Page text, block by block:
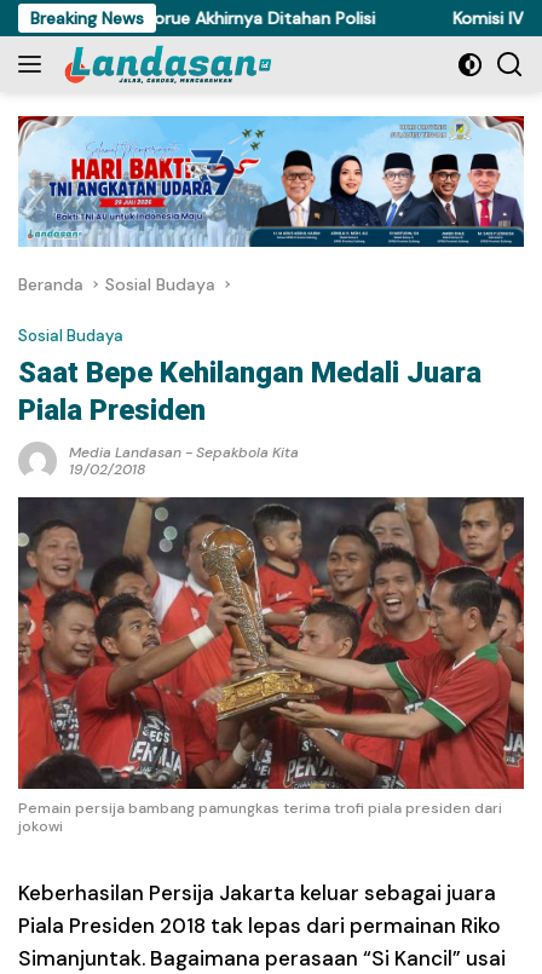
Langsung
ke
konten
Breaking News
Ayam di Torue Akhirnya Ditahan Polisi Komisi IV
Beranda Sosial Budaya
Sosial Budaya
Saat Bepe Kehilangan Medali Juara
Piala Presiden
Media Landasan -Sepakbola Kita
19/02/2018
Pemain persija bambang pamungkas terima trofi piala presiden dari
jokowi
Keberhasilan Persija Jakarta keluar sebagai juara
Piala Presiden 2018 tak lepas dari permainan Riko
Simanjuntak. Bagaimana perasaan “Si Kancil” usai